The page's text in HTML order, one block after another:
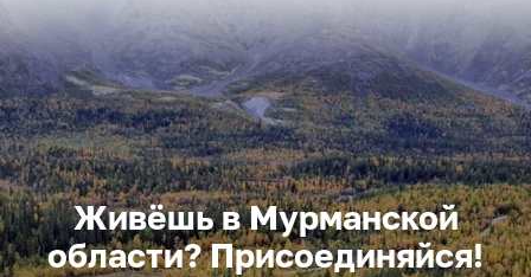
Живёшь в Мурманской
области? Присоединяйся!